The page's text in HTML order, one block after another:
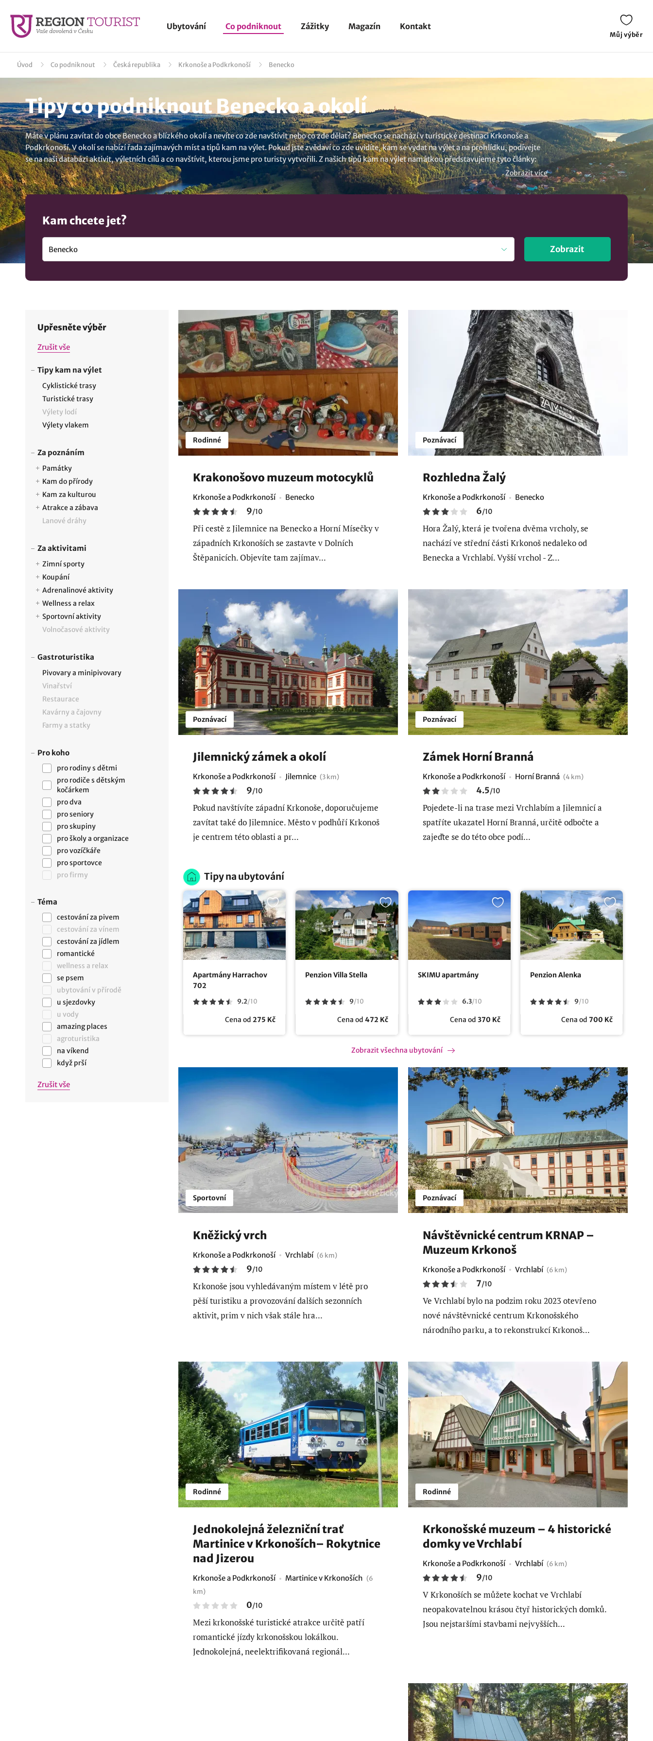
Ubytování Co podniknout Zážitky Magazín Kontakt
Můj výběr
Úvod Co podniknout Česká republika Krkonoše a Podkrkonoší Benecko
Tipy co podniknout Benecko a okolí
Máte v plánu zavítat do obce Benecko a blízkého okolí a nevíte co zde navštívit nebo co zde dělat? Benecko se nachází v turistické destinaci Krkonoše a
Podkrkonoší. V okolí se nabízí řada zajímavých míst a tipů kam na výlet. Pokud jste zvědaví co zde uvidíte, kam se vydat na výlet a na prohlídku, podívejte
se na naši databázi aktivit, výletních cílů a co navštívit, kterou jsme pro turisty vytvořili. Z našich tipů kam na výlet namátkou představujeme tyto články:
Krakonošovo muzeum motocyklů,Rozhledna Žalý
. A víte, že obec spadá územně pod Liberecký kraj? Vypravit se na výlet znamená obohatit svůj život.
Každý výlet přináší nejen odpočinek, ale i možnost objevit nová místa. Ať se vydáte za poznáním přírodních krás nebo památek, výlet vás obohatí o nové
poznatky.
Zobrazit více
Kam chcete jet?
Zobrazit
Upřesněte výběr
Zrušit vše
Tipy kam na výlet
Cyklistické trasy
Turistické trasy
Výlety lodí
Výlety vlakem
Za poznáním
Památky
Kam do přírody
Kam za kulturou
Atrakce a zábava
Lanové dráhy
Za aktivitami
Zimní sporty
Koupání
Adrenalinové aktivity
Wellness a relax
Sportovní aktivity
Volnočasové aktivity
Gastroturistika
Pivovary a minipivovary
Vinařství
Restaurace
Kavárny a čajovny
Farmy a statky
Pro koho
pro rodiny s dětmi
pro rodiče s dětským
kočárkem
pro dva
pro seniory
pro skupiny
pro školy a organizace
pro vozíčkáře
pro sportovce
pro firmy
Téma
cestování za pivem
cestování za vínem
cestování za jídlem
romantické
wellness a relax
se psem
ubytování v přírodě
u sjezdovky
u vody
amazing places
agroturistika
na víkend
když prší
Zrušit vše
Rodinné
Krakonošovo muzeum motocyklů
Krkonoše a Podkrkonoší Benecko
9/10
Při cestě z Jilemnice na Benecko a Horní Mísečky v
západních Krkonoších se zastavte v Dolních
Štěpanicích. Objevíte tam zajímav...
Poznávací
Rozhledna Žalý
Krkonoše a Podkrkonoší Benecko
6/10
Hora Žalý, která je tvořena dvěma vrcholy, se
nachází ve střední části Krkonoš nedaleko od
Benecka a Vrchlabí. Vyšší vrchol - Z...
Poznávací
Jilemnický zámek a okolí
Krkonoše a Podkrkonoší Jilemnice (3 km)
9/10
Pokud navštívíte západní Krkonoše, doporučujeme
zavítat také do Jilemnice. Město v podhůří Krkonoš
je centrem této oblasti a pr...
Poznávací
Zámek Horní Branná
Krkonoše a Podkrkonoší Horní Branná (4 km)
4.5/10
Pojedete-li na trase mezi Vrchlabím a Jilemnicí a
spatříte ukazatel Horní Branná, určitě odbočte a
zajeďte se do této obce podí...
Tipy na ubytování
Apartmány Harrachov
702
9.2/10
Cena od275 Kč
Penzion Villa Stella
9/10
Cena od 472 Kč
SKIMU apartmány
6.3/10
Cena od 370 Kč
Penzion Alenka
9/10
Cena od 700 Kč
Zobrazit všechna ubytování
Sportovní
Kněžický vrch
Krkonoše a Podkrkonoší Vrchlabí (6 km)
9/10
Krkonoše jsou vyhledávaným místem v létě pro
pěší turistiku a provozování dalších sezonních
aktivit, prim v nich však stále hra...
Poznávací
Návštěvnické centrum KRNAP –
Muzeum Krkonoš
Krkonoše a Podkrkonoší Vrchlabí (6 km)
7/10
Ve Vrchlabí bylo na podzim roku 2023 otevřeno
nové návštěvnické centrum Krkonošského
národního parku, a to rekonstrukcí Krkonoš...
Rodinné
Jednokolejná železniční trať
Martinice v Krkonoších– Rokytnice
nad Jizerou
Krkonoše a Podkrkonoší Martinice v Krkonoších (6
km)
0/10
Mezi krkonošské turistické atrakce určitě patří
romantické jízdy krkonošskou lokálkou.
Jednokolejná, neelektrifikovaná regionál...
Rodinné
Krkonošské muzeum – 4 historické
domky ve Vrchlabí
Krkonoše a Podkrkonoší Vrchlabí (6 km)
9/10
V Krkonoších se můžete kochat ve Vrchlabí
neopakovatelnou krásou čtyř historických domků.
Jsou nejstaršími stavbami nejvyšších...